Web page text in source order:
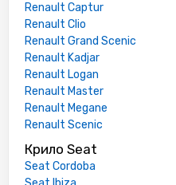
Renault Captur
Renault Clio
Renault Grand Scenic
Renault Kadjar
Renault Logan
Renault Master
Renault Megane
Renault Scenic
Крило Seat
Seat Cordoba